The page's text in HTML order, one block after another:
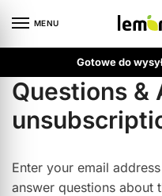
MENU
Gotowe do
Questions &
Enter your email
answer questions about